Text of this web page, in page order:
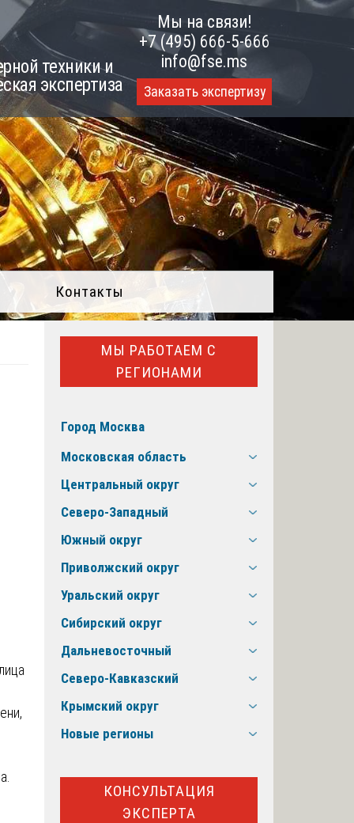
техники и
экспертиза
Мы на связи!
+7 (495) 666-5-666
info@fse.ms
Заказать экспертизу
Контакты
МЫ РАБОТАЕМ С
РЕГИОНАМИ
Город Москва
Московская область
Центральный округ
Северо-Западный
Южный округ
Приволжский округ
Уральский округ
Сибирский округ
Дальневосточный
Северо-Кавказский
Крымский округ
Новые регионы
КОНСУЛЬТАЦИЯ
ЭКСПЕРТА